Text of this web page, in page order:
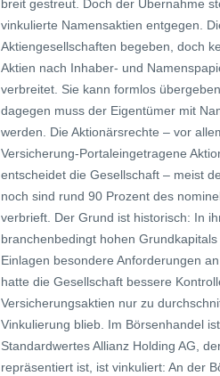
breit gestreut. Doch der Übernahme
vinkulierte Namensaktien entgegen.
Aktiengesellschaften begeben, doch
Aktien nach Inhaber- und
verbreitet. Sie kann formlos
dagegen muss der Eigentümer mit
werden. Die Aktionärsrechte – vor
Versicherung-Portaleingetragene
entscheidet die Gesellschaft – meist
noch sind rund 90 Prozent des
verbrieft. Der Grund ist historisch: In
branchenbedingt hohen
Einlagen besondere Anforderungen
hatte die Gesellschaft bessere
Versicherungsaktien nur zu
Vinkulierung blieb. Im Börsenhandel
Standardwertes Allianz Holding AG,
repräsentiert ist, ist vinkuliert: An der